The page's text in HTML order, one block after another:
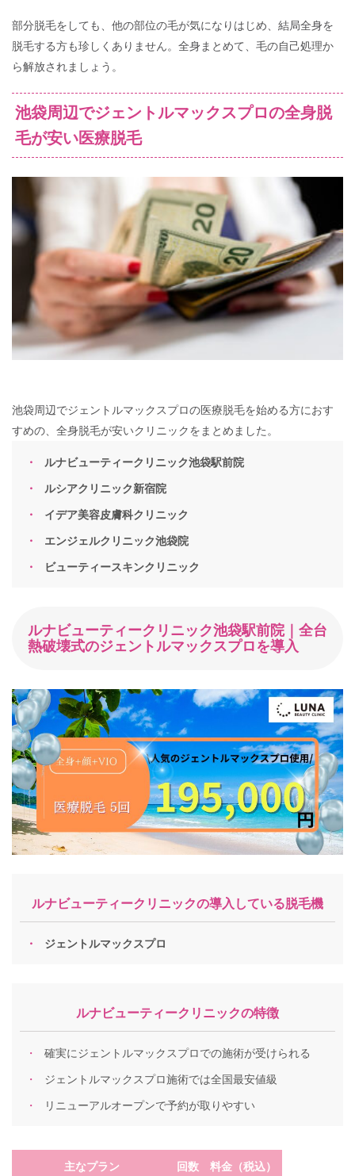
部分脱毛をしても、他の部位の毛が気になりはじめ、結局全身を
脱毛する方も珍しくありません。全身まとめて、毛の自己処理か
ら解放されましょう。
池袋周辺でジェントルマックスプロの全身脱
毛が安い医療脱毛
池袋周辺でジェントルマックスプロの医療脱毛を始める方におす
すめの、全身脱毛が安いクリニックをまとめました。
ルナビューティークリニック池袋駅前院
ルシアクリニック新宿院
イデア美容皮膚科クリニック
エンジェルクリニック池袋院
ビューティースキンクリニック
ルナビューティークリニック池袋駅前院｜全台
熱破壊式のジェントルマックスプロを導入
ルナビューティークリニックの導入している脱毛機
ジェントルマックスプロ
ルナビューティークリニックの特徴
確実にジェントルマックスプロでの施術が受けられる
ジェントルマックスプロ施術では全国最安値級
リニューアルオープンで予約が取りやすい
主なプラン 回数 料金（税込）